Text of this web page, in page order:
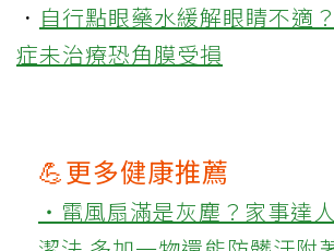
． 自行點眼藥水緩解眼睛不適
症未治療恐角膜受損
💪更多健康推薦
‧電風扇滿是灰塵？家事達